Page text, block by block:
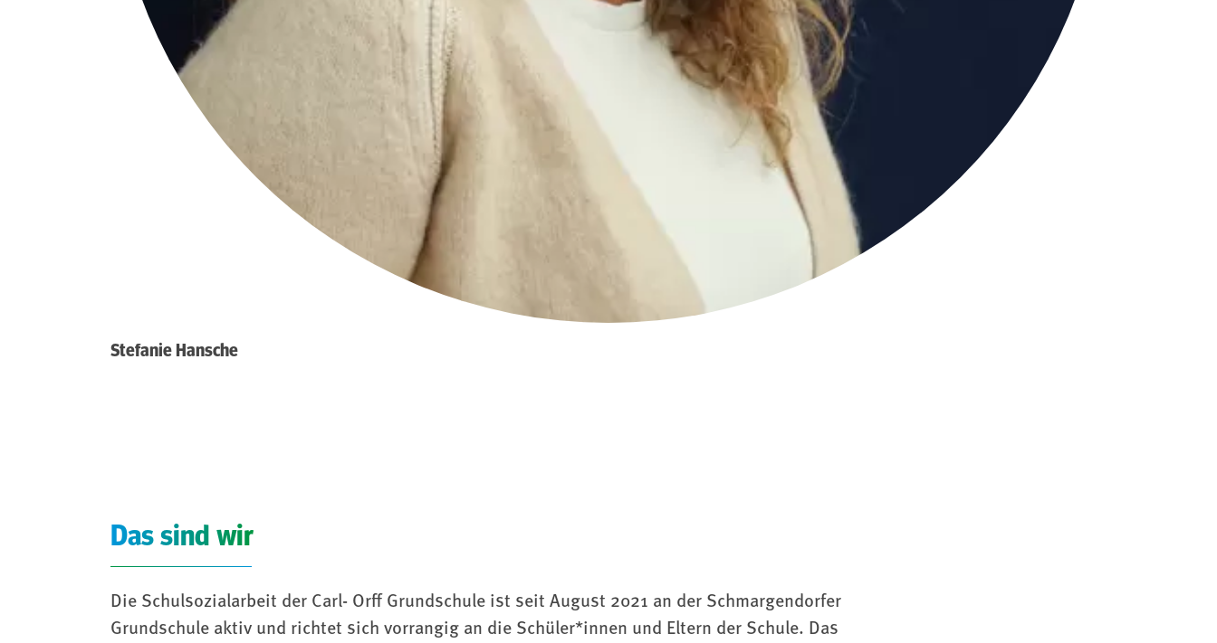
Stefanie Hansche
Das sind wir
Die Schulsozialarbeit der Carl- Orff Grundschule ist seit August 2021 an der Schmargendorfer
Grundschule aktiv und richtet sich vorrangig an die Schüler*innen und Eltern der Schule. Das